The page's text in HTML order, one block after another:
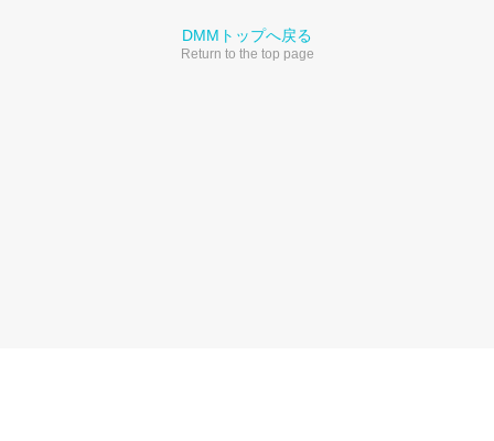
DMMトップへ戻る
Return to the top page